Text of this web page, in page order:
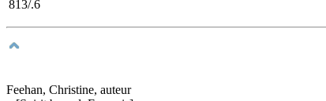
813/.6
Feehan, Christine, auteur